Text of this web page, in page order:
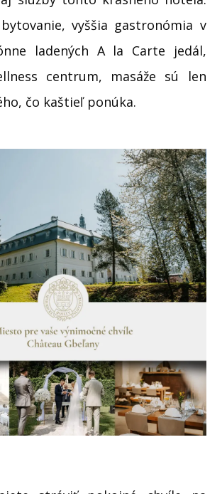
vyššia gastronómia v
ladených A la Carte jedál,
centrum, masáže sú len
čo kaštieľ ponúka.